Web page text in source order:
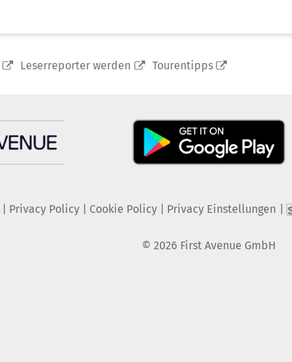
Leserreporter werden Tourentipps
Privacy Policy| Cookie Policy| Privacy Einstellungen
© 2026 First Avenue GmbH